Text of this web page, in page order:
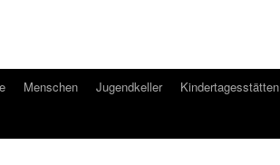
Menschen Jugendkeller Kindertagesstätten